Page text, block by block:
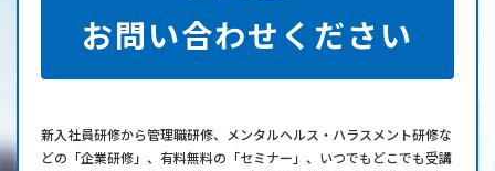
お問い合わせください
新⼊社員研修から管理職研修、メンタルヘルス・ハラスメント研修な
どの「企業研修」、有料無料の「セミナー」、いつでもどこでも受講